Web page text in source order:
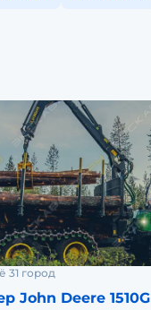
31 город
John Deere 1510G